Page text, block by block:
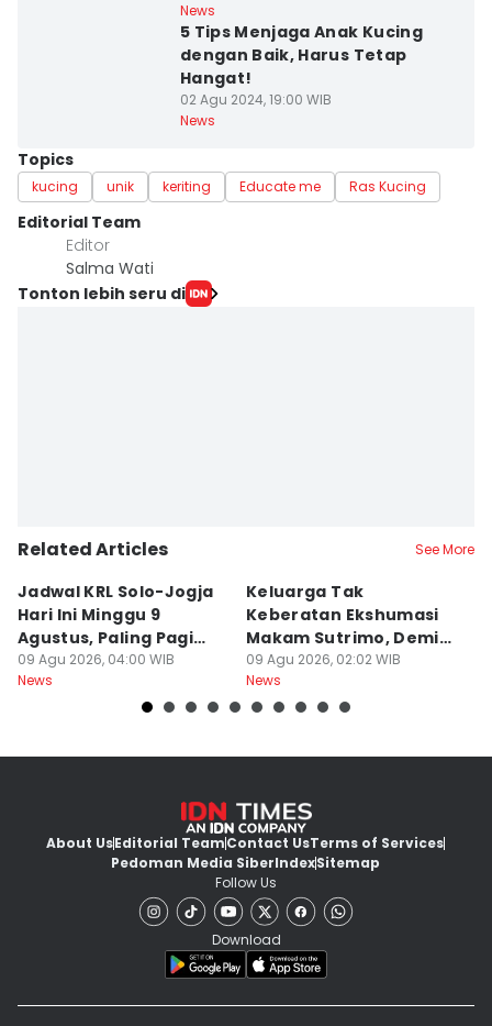
News
5 Tips Menjaga Anak Kucing
dengan Baik, Harus Tetap
Hangat!
02 Agu 2024, 19:00 WIB
News
Topics
kucing unik keriting Educate me Ras Kucing
Editorial Team
Editor
Salma Wati
Tonton lebih seru di
Related Articles See More
Jadwal KRL Solo-Jogja
Hari Ini Minggu 9
Agustus, Paling Pagi
Berangkat Pukul 05.00
09 Agu 2026, 04:00 WIB
News
Keluarga Tak
Keberatan Ekshumasi
Makam Sutrimo, Demi
Usut Kematian
Almarhum
09 Agu 2026, 02:02 WIB
News
About UsEditorial TeamContact UsTerms of Services
Pedoman Media SiberIndexSitemap
Follow Us
Download